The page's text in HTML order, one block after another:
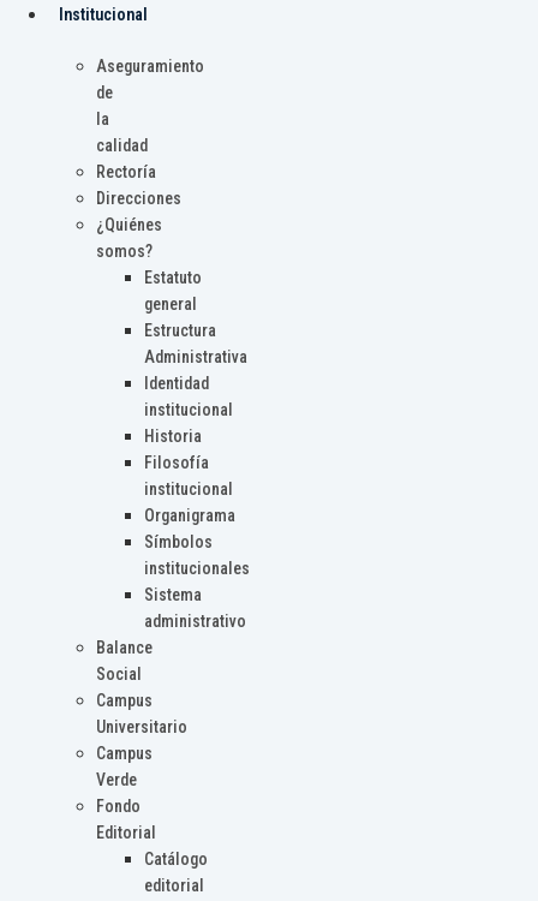
Institucional
Aseguramiento
de
la
calidad
Rectoría
Direcciones
¿Quiénes
somos?
Estatuto
general
Estructura
Administrativa
Identidad
institucional
Historia
Filosofía
institucional
Organigrama
Símbolos
institucionales
Sistema
administrativo
Balance
Social
Campus
Universitario
Campus
Verde
Fondo
Editorial
Catálogo
editorial